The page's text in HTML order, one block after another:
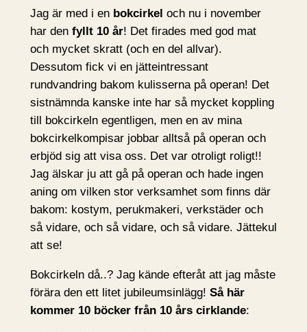
Jag är med i en bokcirkel och nu i november
har den fyllt 10 år! Det firades med god mat
och mycket skratt (och en del allvar).
Dessutom fick vi en jätteintressant
rundvandring bakom kulisserna på operan! Det
sistnämnda kanske inte har så mycket koppling
till bokcirkeln egentligen, men en av mina
bokcirkelkompisar jobbar alltså på operan och
erbjöd sig att visa oss. Det var otroligt roligt!!
Jag älskar ju att gå på operan och hade ingen
aning om vilken stor verksamhet som finns där
bakom: kostym, perukmakeri, verkstäder och
så vidare, och så vidare, och så vidare. Jättekul
att se!
Bokcirkeln då..? Jag kände efteråt att jag måste
förära den ett litet jubileumsinlägg! Så här
kommer 10 böcker från 10 års cirklande: